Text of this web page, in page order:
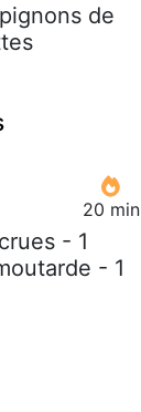
de
20 min
- 1
- 1